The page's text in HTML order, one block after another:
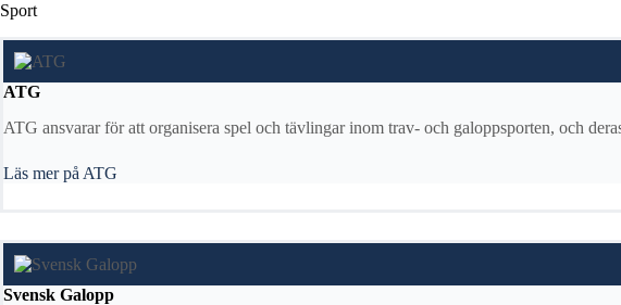
Sport
ATG
ATG ansvarar för att organisera spel och tävlingar inom trav- och galoppsporten, och
Läs mer på ATG
Svensk Galopp